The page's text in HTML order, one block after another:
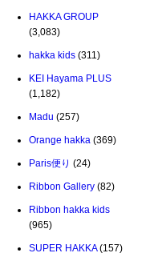
HAKKA GROUP
(3,083)
hakka kids (311)
KEI Hayama PLUS
(1,182)
Madu (257)
Orange hakka (369)
Paris便り (24)
Ribbon Gallery (82)
Ribbon hakka kids
(965)
SUPER HAKKA(157)